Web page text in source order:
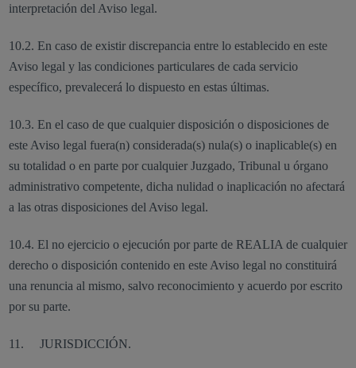
interpretación del Aviso legal.
10.2. En caso de existir discrepancia entre lo establecido en este
Aviso legal y las condiciones particulares de cada servicio
específico, prevalecerá lo dispuesto en estas últimas.
10.3. En el caso de que cualquier disposición o disposiciones de
este Aviso legal fuera(n) considerada(s) nula(s) o inaplicable(s) en
su totalidad o en parte por cualquier Juzgado, Tribunal u órgano
administrativo competente, dicha nulidad o inaplicación no afectará
a las otras disposiciones del Aviso legal.
10.4. El no ejercicio o ejecución por parte de REALIA de cualquier
derecho o disposición contenido en este Aviso legal no constituirá
una renuncia al mismo, salvo reconocimiento y acuerdo por escrito
por su parte.
11. JURISDICCIÓN.